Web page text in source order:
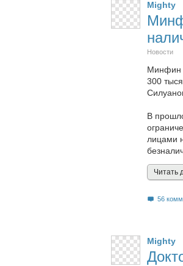
Mighty
Новости
Минфин
300
В
лицами
Читать
56
Mighty